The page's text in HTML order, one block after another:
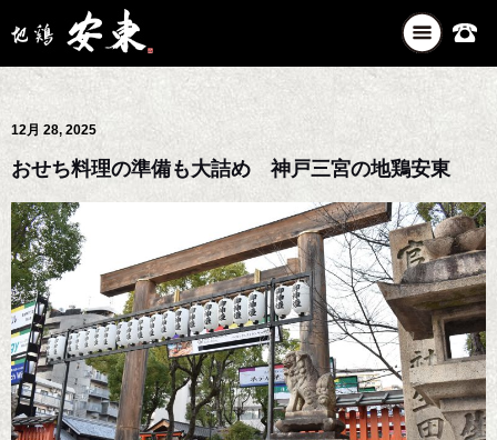
ナ
ビ
ゲ
シ
ン
を
切
り
替
え
12月 28, 2025
おせち料理の準備も大詰め 神戸三宮の地鶏安東